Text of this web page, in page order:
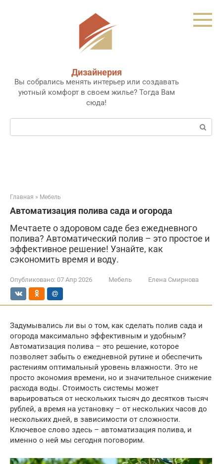
Дизайнерия
Вы собрались менять интерьер или создавать
уютный комфорт в своем жилье? Тогда Вам
сюда!
Поиск:
Главная » Мебель
Автоматизация полива сада и огорода
Мечтаете о здоровом саде без ежедневного
полива? Автоматический полив – это простое и
эффективное решение! Узнайте, как
сэкономить время и воду.
Опубликовано: 07 Апр 2026 Мебель Елена Смирнова
Задумывались ли вы о том, как сделать полив сада и
огорода максимально эффективным и удобным?
Автоматизация полива – это решение, которое
позволяет забыть о ежедневной рутине и обеспечить
растениям оптимальный уровень влажности. Это не
просто экономия времени, но и значительное снижение
расхода воды. Стоимость системы может
варьироваться от нескольких тысяч до десятков тысяч
рублей, а время на установку – от нескольких часов до
нескольких дней, в зависимости от сложности.
Ключевое слово здесь – автоматизация полива, и
именно о ней мы сегодня поговорим.